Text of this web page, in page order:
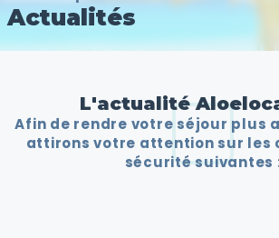
Actualités
L'actualité
Afin de rendre votre séjour plus
attirons votre attention sur les
sécurité suivantes